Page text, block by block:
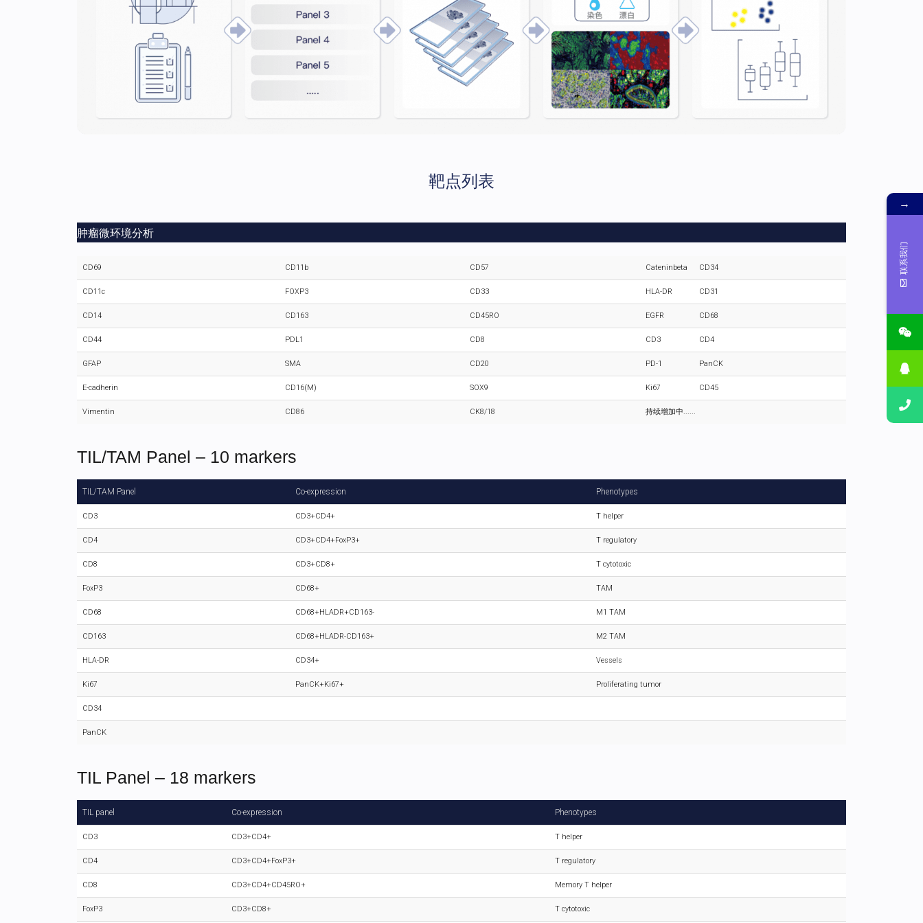
靶点列表
肿瘤微环境分析
CD69 CD11b CD57 Cateninbeta CD34
CD11c FOXP3 CD33 HLA-DR CD31
CD14 CD163 CD45RO EGFR CD68
CD44 PDL1 CD8 CD3 CD4
GFAP SMA CD20 PD-1 PanCK
E-cadherin CD16(M) SOX9 Ki67 CD45
Vimentin CD86 CK8/18 持续增加中......
TIL/TAM Panel – 10 markers
TIL/TAM Panel Co-expression Phenotypes
CD3 CD3+CD4+ T helper
CD4 CD3+CD4+FoxP3+ T regulatory
CD8 CD3+CD8+ T cytotoxic
FoxP3 CD68+ TAM
CD68 CD68+HLADR+CD163- M1 TAM
CD163 CD68+HLADR-CD163+ M2 TAM
HLA-DR CD34+ Vessels
Ki67 PanCK+Ki67+ Proliferating tumor
CD34
PanCK
TIL Panel – 18 markers
TIL panel Co-expression Phenotypes
CD3 CD3+CD4+ T helper
CD4 CD3+CD4+FoxP3+ T regulatory
CD8 CD3+CD4+CD45RO+ Memory T helper
FoxP3 CD3+CD8+ T cytotoxic
→
联系我们